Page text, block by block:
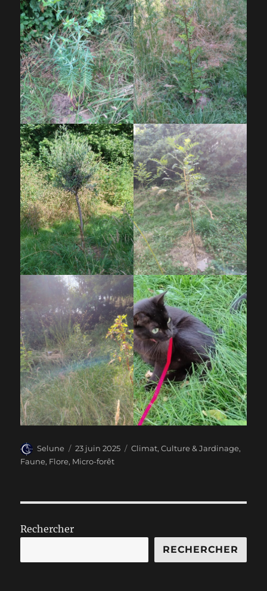
Auteur
Selune
Publié
le
23 juin 2025 Catégories
Climat,Culture & Jardinage,
Faune, Flore, Micro-forêt
Rechercher
RECHERCHER